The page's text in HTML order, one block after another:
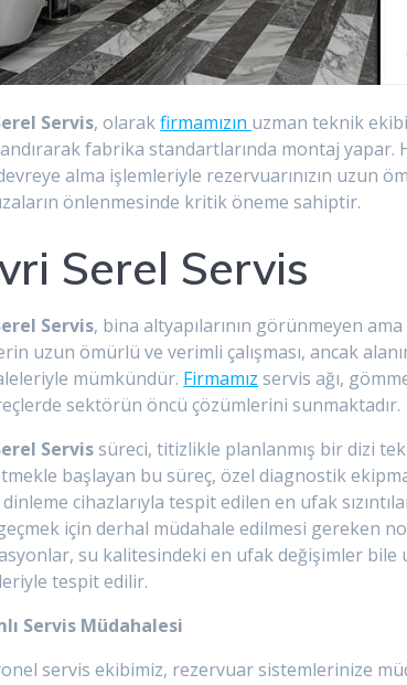
Servis, olarakfirmamızın uzman teknik
fabrika standartlarında montaj yapar.
alma işlemleriyle rezervuarınızın uzun
önlenmesinde kritik öneme sahiptir.
Serel Servis
Servis, bina altyapılarının görünmeyen
uzun ömürlü ve verimli çalışması, ancak
mümkündür. Firmamız servis ağı,
sektörün öncü çözümlerini sunmaktadır.
Servissüreci, titizlikle planlanmış bir dizi
başlayan bu süreç, özel diagnostik
cihazlarıyla tespit edilen en ufak
için derhal müdahale edilmesi gereken
su kalitesindeki en ufak değişimler
tespit edilir.
Servis Müdahalesi
servis ekibimiz, rezervuar sistemlerinize